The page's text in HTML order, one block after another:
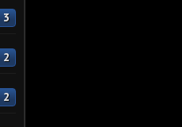
3
2
2